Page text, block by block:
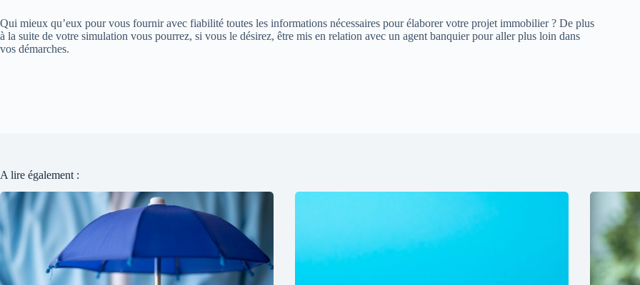
Qui mieux qu’eux pour vous fournir avec fiabilité toutes les informations nécessaires pour élaborer votre projet immobilier ? De plus
à la suite de votre simulation vous pourrez, si vous le désirez, être mis en relation avec un agent banquier pour aller plus loin dans
vos démarches.
A lire également :